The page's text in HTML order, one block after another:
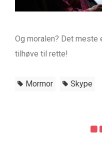
Og moralen? Det meste
tilhøve til rette!
Mormor Skype